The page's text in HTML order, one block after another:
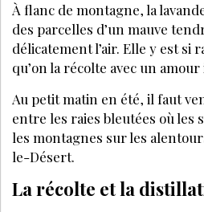
À flanc de montagne, la
des parcelles d’un mauve
délicatement l’air. Elle y est si
qu’on la récolte avec un
Au petit matin en été, il faut
entre les raies bleutées où les
les montagnes sur les
le-Désert.
La récolte et la